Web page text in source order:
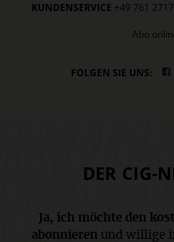
KUNDENSERVICE +49 761
Abo
FOLGEN SIE UNS:
DER CIG-
Ja, ich möchte den
abonnieren und willige